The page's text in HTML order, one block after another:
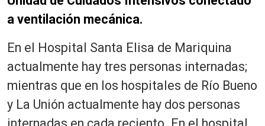
a ventilación mecánica.
En el Hospital Santa Elisa de Mariquina
actualmente hay tres personas internadas;
mientras que en los hospitales de Río Bueno
y La Unión actualmente hay dos personas